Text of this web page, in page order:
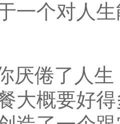
一个对人
厌倦了人
大概要好